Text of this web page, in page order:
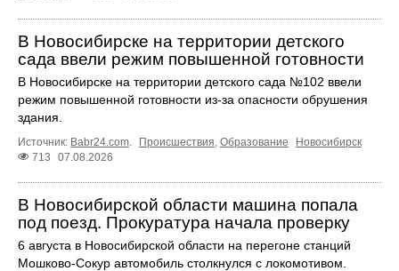
В Новосибирске на территории детского
сада ввели режим повышенной готовности
В Новосибирске на территории детского сада №102 ввели
режим повышенной готовности из-за опасности обрушения
здания.
Источник: Babr24.com. Происшествия, Образование
Новосибирск
713
07.08.2026
В Новосибирской области машина попала
под поезд. Прокуратура начала проверку
6 августа в Новосибирской области на перегоне станций
Мошково-Сокур автомобиль столкнулся с локомотивом.